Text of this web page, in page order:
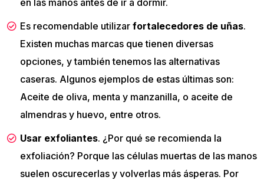
Es recomendable utilizar fortalecedores de uñas.
Existen muchas marcas que tienen diversas
opciones, y también tenemos las alternativas
caseras. Algunos ejemplos de estas últimas son:
Aceite de oliva, menta y manzanilla, o aceite de
almendras y huevo, entre otros.
Usar exfoliantes. ¿Por qué se recomienda la
exfoliación? Porque las células muertas de las manos
suelen oscurecerlas y volverlas más ásperas. Por